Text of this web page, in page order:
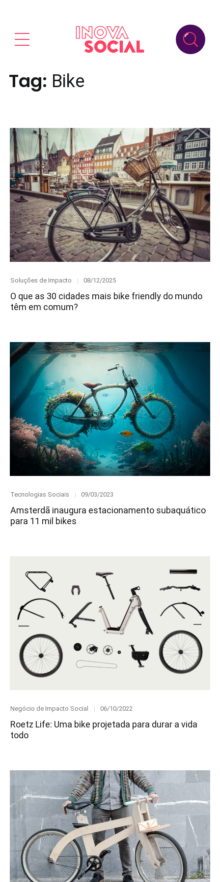
Tag: Bike
Category
Soluções de Impacto
Posted
08/12/2025
O que as 30 cidades mais bike friendly do mundo
têm em comum?
Category
Tecnologias Sociais
Posted
09/03/2023
Amsterdã inaugura estacionamento subaquático
para 11 mil bikes
Category
Negócio de Impacto Social
Posted
06/10/2022
Roetz Life: Uma bike projetada para durar a vida
todo